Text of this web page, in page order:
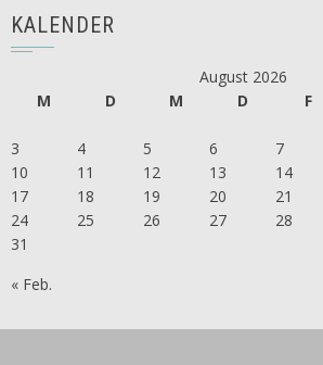
KALENDER
August 2026
M
D M D F
3
4 5 6 7
10
11 12 13 14
17
18 19 20 21
24
25 26 27 28
31
« Feb.